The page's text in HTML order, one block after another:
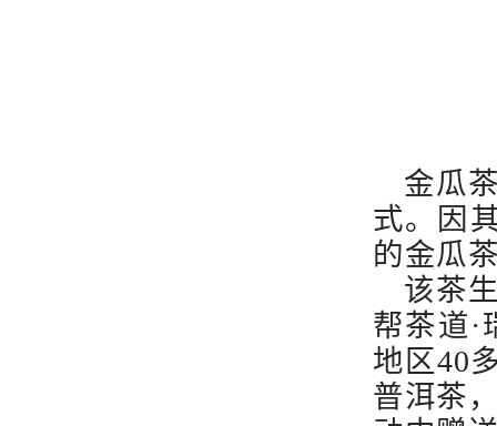
金瓜
式。因
的金瓜
该茶
帮茶道·
地区40
普洱茶